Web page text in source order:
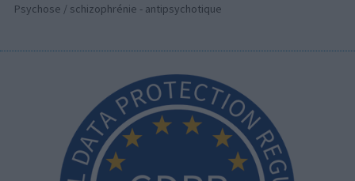
Psychose / schizophrénie - antipsychotique